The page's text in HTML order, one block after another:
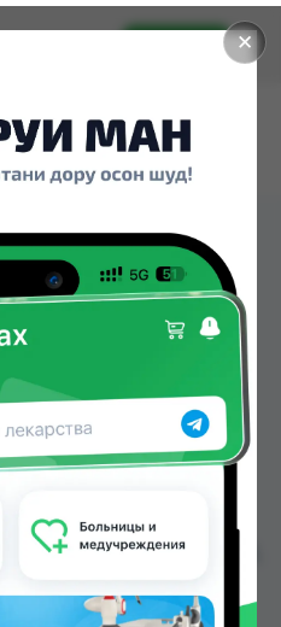
✕
Установить
или заказать в
Нишон №1, Нишон №2,
городах